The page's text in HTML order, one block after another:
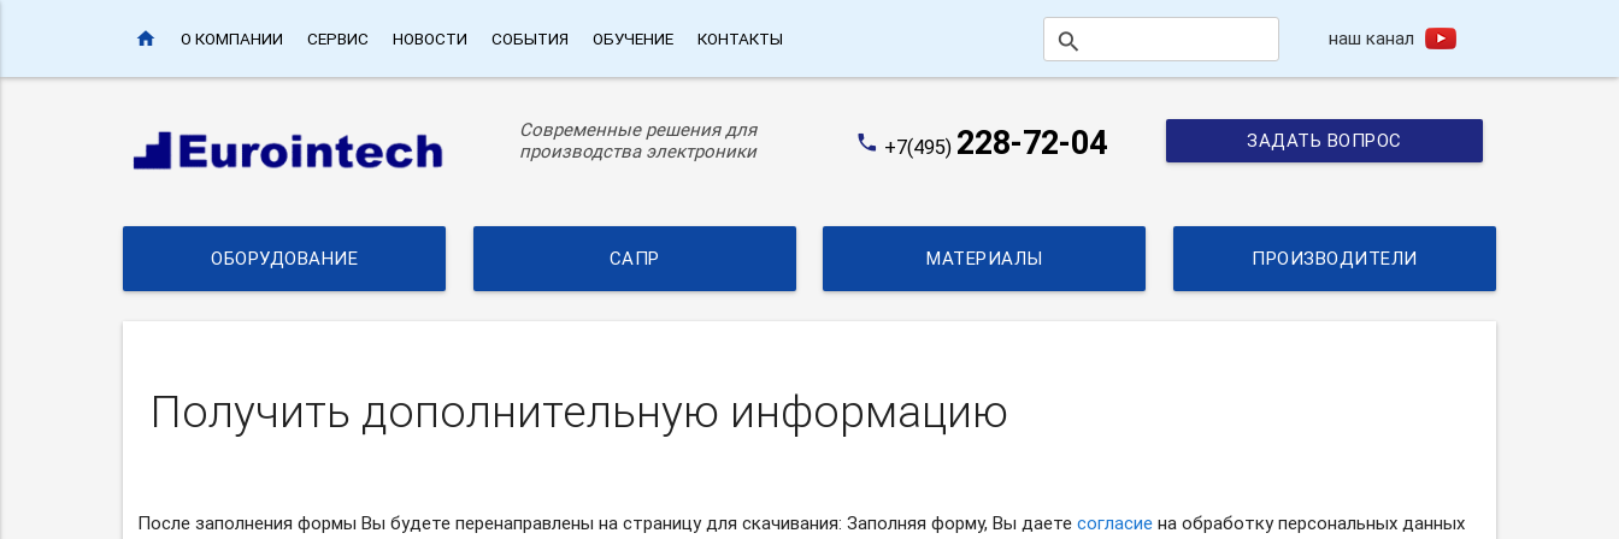
home О КОМПАНИИ СЕРВИС НОВОСТИ СОБЫТИЯ ОБУЧЕНИЕ КОНТАКТЫ search наш канал
Современные решения для
производства электроники
phone +7(495) 228-72-04 ЗАДАТЬ ВОПРОС
ОБОРУДОВАНИЕ САПР МАТЕРИАЛЫ ПРОИЗВОДИТЕЛИ
Получить дополнительную информацию
После заполнения формы Вы будете перенаправлены на страницу для скачивания: Заполняя форму, Вы даете согласиена обработку персональных данных